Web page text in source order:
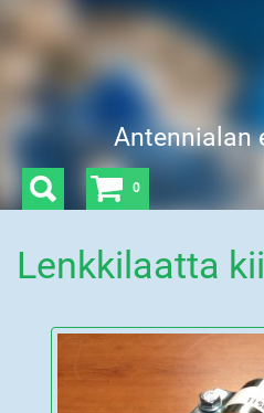
Antennialan
Lenkkilaatta
0